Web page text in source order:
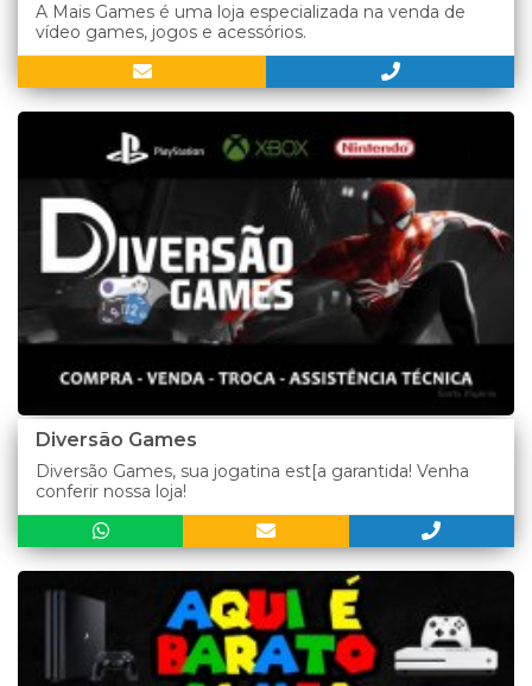
A Mais Games é uma loja especializada na venda de
vídeo games, jogos e acessórios.
Diversão Games
Diversão Games, sua jogatina est[a garantida! Venha
conferir nossa loja!